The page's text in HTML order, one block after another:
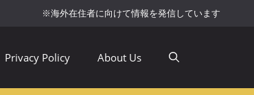
※海外在住者に向けて情報を発信しています
Privacy Policy About Us